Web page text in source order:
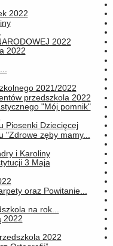
2022
2022
2022
2021/2022
przedszkola 2022
"Mój pomnik"
Piosenki Dziecięcej
"Zdrowe zęby mamy...
i Karoliny
3 Maja
oraz Powitanie...
na rok...
2022
2022